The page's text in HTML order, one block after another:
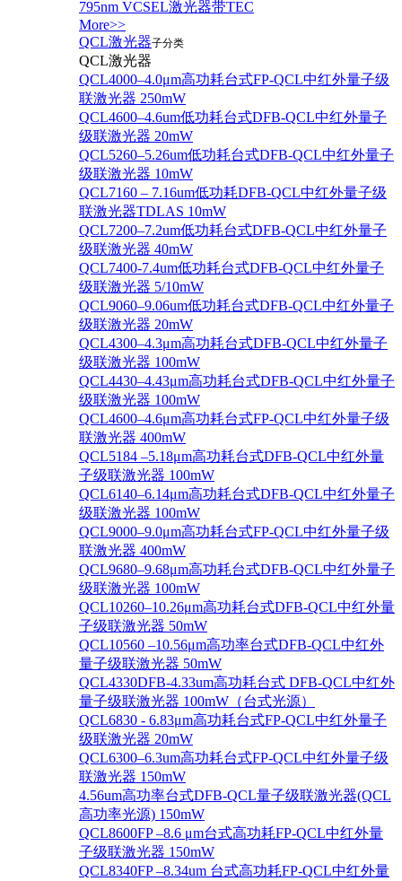
795nm VCSEL激光器带TEC
More>>
QCL激光器子分类
QCL激光器
QCL4000–4.0μm高功耗台式FP-QCL中红外量子级
联激光器 250mW
QCL4600–4.6um低功耗台式DFB-QCL中红外量子
级联激光器 20mW
QCL5260–5.26um低功耗台式DFB-QCL中红外量子
级联激光器 10mW
QCL7160 – 7.16um低功耗DFB-QCL中红外量子级
联激光器TDLAS 10mW
QCL7200–7.2um低功耗台式DFB-QCL中红外量子
级联激光器 40mW
QCL7400-7.4um低功耗台式DFB-QCL中红外量子
级联激光器 5/10mW
QCL9060–9.06um低功耗台式DFB-QCL中红外量子
级联激光器 20mW
QCL4300–4.3μm高功耗台式DFB-QCL中红外量子
级联激光器 100mW
QCL4430–4.43μm高功耗台式DFB-QCL中红外量子
级联激光器 100mW
QCL4600–4.6μm高功耗台式FP-QCL中红外量子级
联激光器 400mW
QCL5184 –5.18μm高功耗台式DFB-QCL中红外量
子级联激光器 100mW
QCL6140–6.14μm高功耗台式DFB-QCL中红外量子
级联激光器 100mW
QCL9000–9.0μm高功耗台式FP-QCL中红外量子级
联激光器 400mW
QCL9680–9.68μm高功耗台式DFB-QCL中红外量子
级联激光器 100mW
QCL10260–10.26μm高功耗台式DFB-QCL中红外量
子级联激光器 50mW
QCL10560 –10.56μm高功率台式DFB-QCL中红外
量子级联激光器 50mW
QCL4330DFB-4.33um高功耗台式 DFB-QCL中红外
量子级联激光器 100mW（台式光源）
QCL6830 - 6.83μm高功耗台式FP-QCL中红外量子
级联激光器 20mW
QCL6300–6.3um高功耗台式FP-QCL中红外量子级
联激光器 150mW
4.56um高功率台式DFB-QCL量子级联激光器(QCL
高功率光源) 150mW
QCL8600FP –8.6 μm台式高功耗FP-QCL中红外量
子级联激光器 150mW
QCL8340FP –8.34um 台式高功耗FP-QCL中红外量